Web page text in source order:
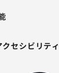
クセシビリテ